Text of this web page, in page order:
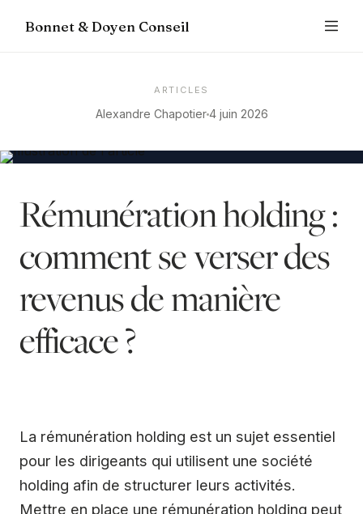
Bonnet & Doyen Conseil
ARTICLES
Alexandre Chapotier4 juin 2026
Rémunération holding :
comment se verser des
revenus de manière
efficace ?
La rémunération holding est un sujet essentiel
pour les dirigeants qui utilisent une société
holding afin de structurer leurs activités.
Mettre en place une rémunération holding peut